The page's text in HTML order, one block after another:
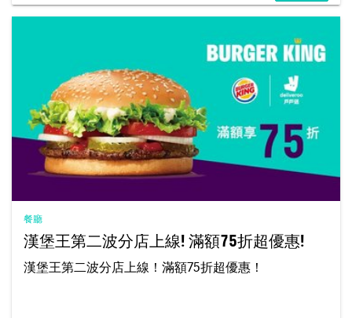
餐廳
漢堡王第二波分店上線! 滿額75折超優惠!
漢堡王第二波分店上線！滿額75折超優惠！